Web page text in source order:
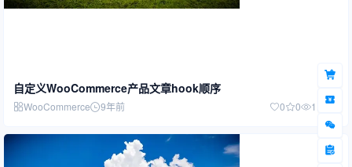
自定义WooCommerce产品文章hook顺序
WooCommerce 9年前 0 0 1.52W